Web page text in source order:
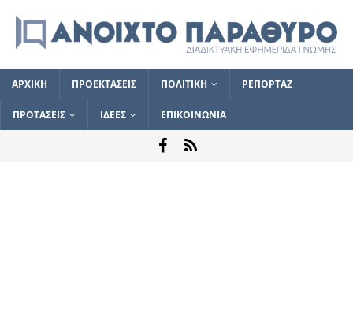
ΑΡΧΙΚΗ ΠΡΟΕΚΤΑΣΕΙΣ ΠΟΛΙΤΙΚΗ ΡΕΠΟΡΤΑΖ
ΠΡΟΤΑΣΕΙΣ ΙΔΕΕΣ ΕΠΙΚΟΙΝΩΝΙΑ